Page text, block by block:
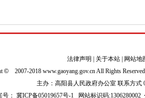
法律声明 关于本站
网站地
©2007-2018 www.gaoyang.gov.cn All Rights
主办：高阳县人民政府办公室 联系方式
号： 冀ICP备05019657号-1网站标识码:1306280002